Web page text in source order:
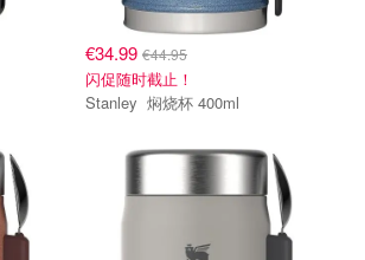
€34.99 €44.95
闪促随时截止！
Stanley 焖烧杯 400ml